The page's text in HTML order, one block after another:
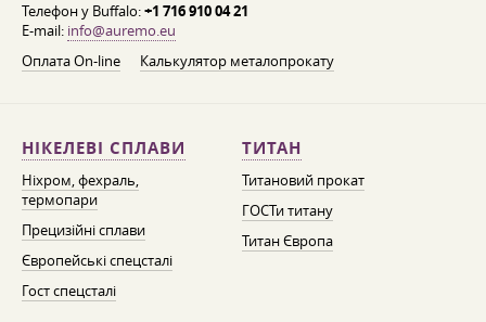
Телефон у Buffalo:+1 716 910 04 21
E-mail: info@auremo.eu
Оплата On-line
Калькулятор металопрокату
НІКЕЛЕВІ СПЛАВИ
Ніхром, фехраль,
термопари
Прецизійні сплави
Європейські спецсталі
Гост спецсталі
ТИТАН
Титановий прокат
ГОСТи титану
Титан Європа